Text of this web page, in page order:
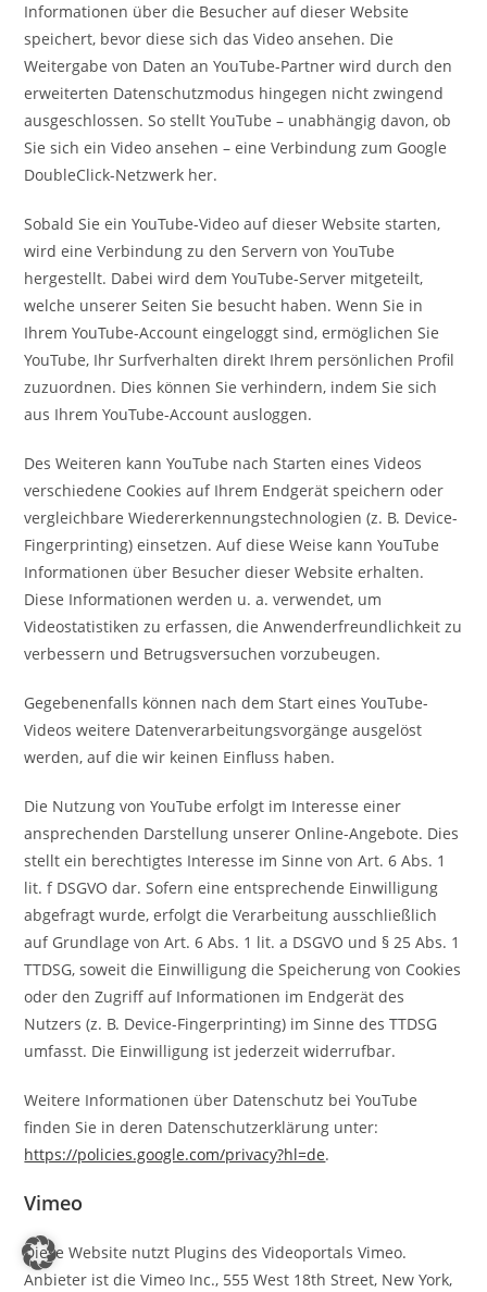
Informationen über die Besucher auf dieser Website
speichert, bevor diese sich das Video ansehen. Die
Weitergabe von Daten an YouTube-Partner wird durch den
erweiterten Datenschutzmodus hingegen nicht zwingend
ausgeschlossen. So stellt YouTube – unabhängig davon, ob
Sie sich ein Video ansehen – eine Verbindung zum Google
DoubleClick-Netzwerk her.
Sobald Sie ein YouTube-Video auf dieser Website starten,
wird eine Verbindung zu den Servern von YouTube
hergestellt. Dabei wird dem YouTube-Server mitgeteilt,
welche unserer Seiten Sie besucht haben. Wenn Sie in
Ihrem YouTube-Account eingeloggt sind, ermöglichen Sie
YouTube, Ihr Surfverhalten direkt Ihrem persönlichen Profil
zuzuordnen. Dies können Sie verhindern, indem Sie sich
aus Ihrem YouTube-Account ausloggen.
Des Weiteren kann YouTube nach Starten eines Videos
verschiedene Cookies auf Ihrem Endgerät speichern oder
vergleichbare Wiedererkennungstechnologien (z. B. Device-
Fingerprinting) einsetzen. Auf diese Weise kann YouTube
Informationen über Besucher dieser Website erhalten.
Diese Informationen werden u. a. verwendet, um
Videostatistiken zu erfassen, die Anwenderfreundlichkeit zu
verbessern und Betrugsversuchen vorzubeugen.
Gegebenenfalls können nach dem Start eines YouTube-
Videos weitere Datenverarbeitungsvorgänge ausgelöst
werden, auf die wir keinen Einfluss haben.
Die Nutzung von YouTube erfolgt im Interesse einer
ansprechenden Darstellung unserer Online-Angebote. Dies
stellt ein berechtigtes Interesse im Sinne von Art. 6 Abs. 1
lit. f DSGVO dar. Sofern eine entsprechende Einwilligung
abgefragt wurde, erfolgt die Verarbeitung ausschließlich
auf Grundlage von Art. 6 Abs. 1 lit. a DSGVO und § 25 Abs. 1
TTDSG, soweit die Einwilligung die Speicherung von Cookies
oder den Zugriff auf Informationen im Endgerät des
Nutzers (z. B. Device-Fingerprinting) im Sinne des TTDSG
umfasst. Die Einwilligung ist jederzeit widerrufbar.
Weitere Informationen über Datenschutz bei YouTube
finden Sie in deren Datenschutzerklärung unter:
https://policies.google.com/privacy?hl=de.
Vimeo
Diese Website nutzt Plugins des Videoportals Vimeo.
Anbieter ist die Vimeo Inc., 555 West 18th Street, New York,